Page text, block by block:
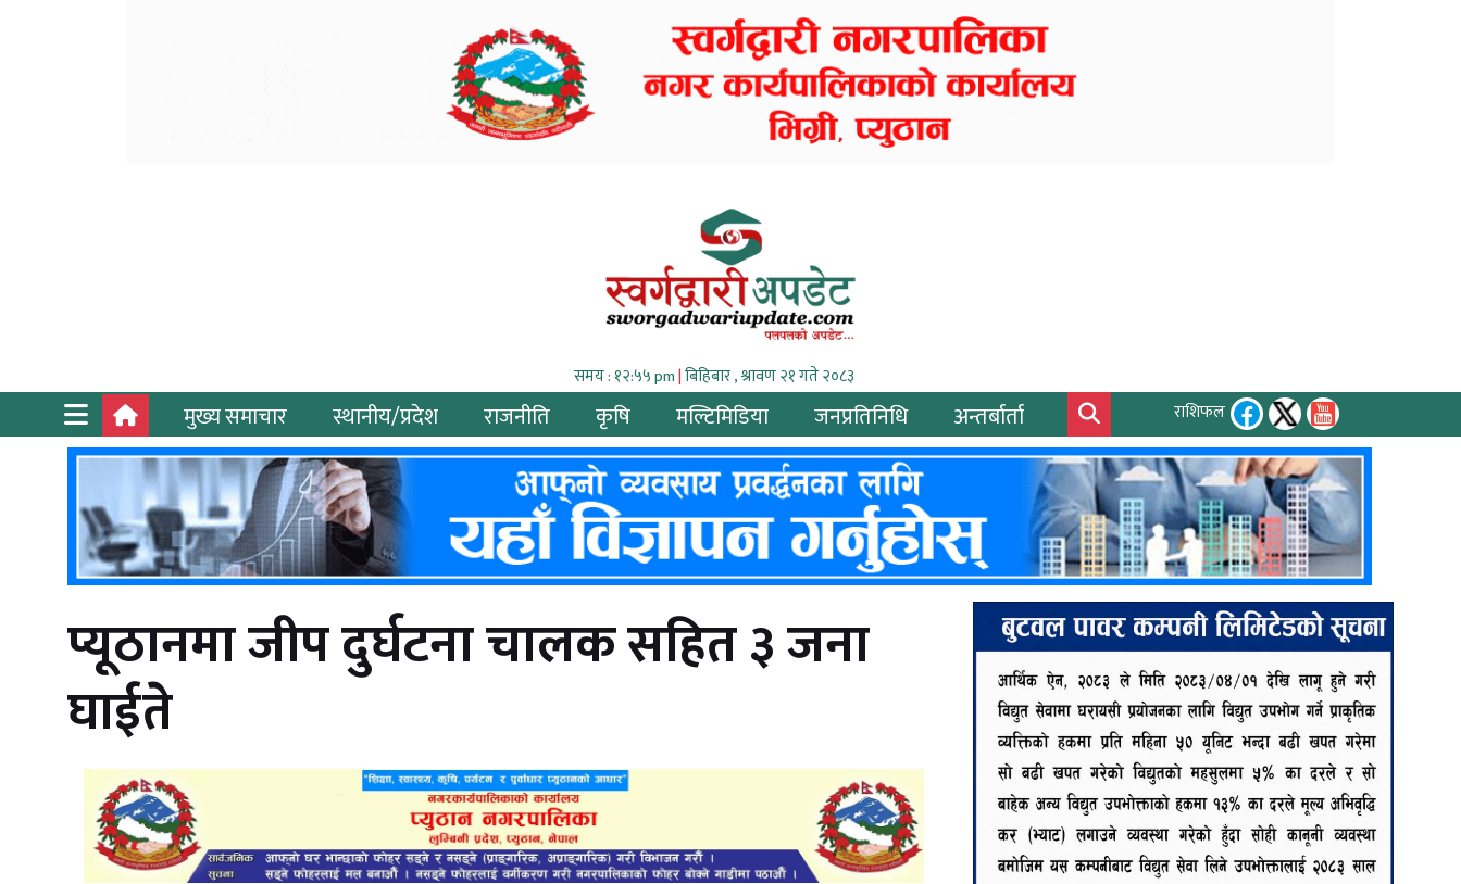
समय : १२:५५ pm|बिहिबार , श्रावण २१ गते २०८३
मुख्य समाचार स्थानीय/प्रदेश राजनीति कृषि मल्टिमिडिया जनप्रतिनिधि अन्तर्बार्ता राशिफल
प्यूठानमा जीप दुर्घटना चालक सहित ३ जना
घाईते